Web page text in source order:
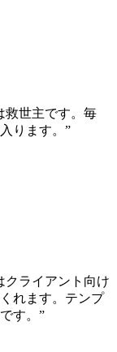
救世主です。毎
ります。 ”
クライアント向け
れます。テンプ
す。 ”